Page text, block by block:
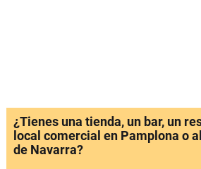
¿Tienes una tienda, un bar, un
local comercial en Pamplona o
de Navarra?